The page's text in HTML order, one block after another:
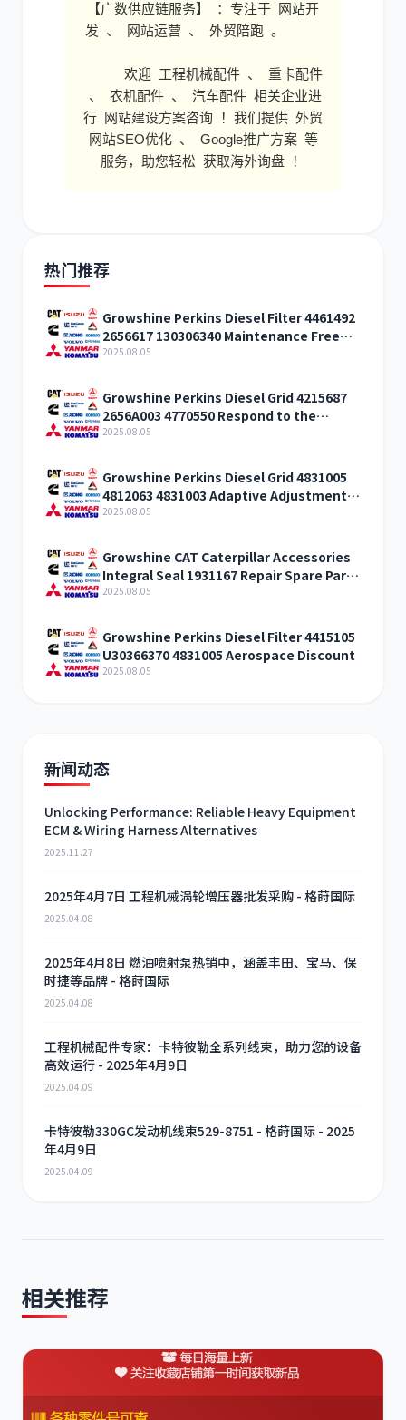
【广数供应链服务】 ：专注于 网站开
发 、 网站运营 、 外贸陪跑 。
欢迎 工程机械配件 、 重卡配件
、 农机配件 、 汽车配件 相关企业进
行 网站建设方案咨询 ！我们提供 外贸
网站SEO优化 、 Google推广方案 等
服务，助您轻松 获取海外询盘 ！
热门推荐
Growshine Perkins Diesel Filter 4461492
2656617 130306340 Maintenance Free
Offer
2025.08.05
Growshine Perkins Diesel Grid 4215687
2656A003 4770550 Respond to the
discount
2025.08.05
Growshine Perkins Diesel Grid 4831005
4812063 4831003 Adaptive Adjustment
Discount
2025.08.05
Growshine CAT Caterpillar Accessories
Integral Seal 1931167 Repair Spare Parts
Gansu
2025.08.05
Growshine Perkins Diesel Filter 4415105
U30366370 4831005 Aerospace Discount
2025.08.05
新闻动态
Unlocking Performance: Reliable Heavy Equipment
ECM & Wiring Harness Alternatives
2025.11.27
2025年4月7日 工程机械涡轮增压器批发采购 - 格莳国际
2025.04.08
2025年4月8日 燃油喷射泵热销中，涵盖丰田、宝马、保
时捷等品牌 - 格莳国际
2025.04.08
工程机械配件专家：卡特彼勒全系列线束，助力您的设备
高效运行 - 2025年4月9日
2025.04.09
卡特彼勒330GC发动机线束529-8751 - 格莳国际 - 2025
年4月9日
2025.04.09
相关推荐